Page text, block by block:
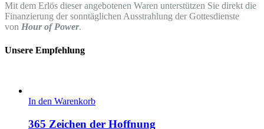
Mit dem Erlös dieser angebotenen Waren unterstützen Sie direkt die
Finanzierung der sonntäglichen Ausstrahlung der Gottesdienste
von Hour of Power.
Unsere Empfehlung
In den Warenkorb
365 Zeichen der Hoffnung